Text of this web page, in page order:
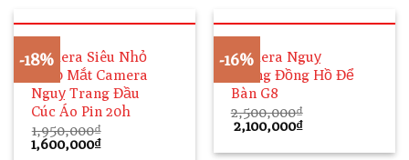
-18%
Camera Siêu Nhỏ
S400 Mắt Camera
Nguỵ Trang Đầu
Cúc Áo Pin 20h
1,950,000₫
Giá
1,600,000₫Giá
-16%
Camera Nguỵ
Trang Đồng Hồ Để
Bàn G8
2,500,000₫
Giá
là:
2,100,000₫Giá
tại